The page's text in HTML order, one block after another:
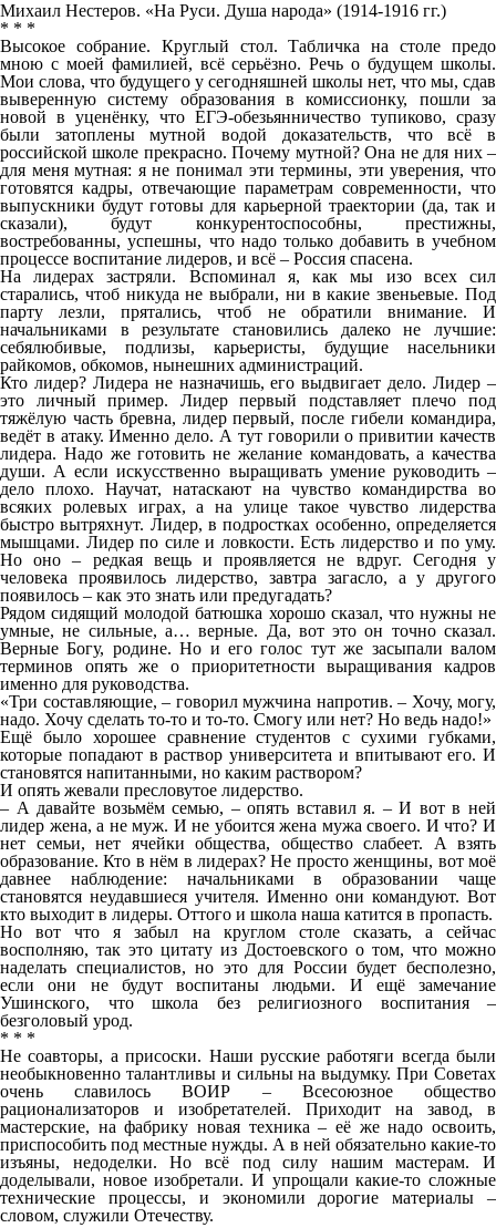
Михаил Нестеров. «На Руси. Душа народа» (1914-1916 гг.)
* * *
Высокое собрание. Круглый стол. Табличка на столе предо
мною с моей фамилией, всё серьёзно. Речь о будущем школы.
Мои слова, что будущего у сегодняшней школы нет, что мы, сдав
выверенную систему образования в комиссионку, пошли за
новой в уценёнку, что ЕГЭ-обезьянничество тупиково, сразу
были затоплены мутной водой доказательств, что всё в
российской школе прекрасно. Почему мутной? Она не для них –
для меня мутная: я не понимал эти термины, эти уверения, что
готовятся кадры, отвечающие параметрам современности, что
выпускники будут готовы для карьерной траектории (да, так и
сказали), будут конкурентоспособны, престижны,
востребованны, успешны, что надо только добавить в учебном
процессе воспитание лидеров, и всё – Россия спасена.
На лидерах застряли. Вспоминал я, как мы изо всех сил
старались, чтоб никуда не выбрали, ни в какие звеньевые. Под
парту лезли, прятались, чтоб не обратили внимание. И
начальниками в результате становились далеко не лучшие:
себялюбивые, подлизы, карьеристы, будущие насельники
райкомов, обкомов, нынешних администраций.
Кто лидер? Лидера не назначишь, его выдвигает дело. Лидер –
это личный пример. Лидер первый подставляет плечо под
тяжёлую часть бревна, лидер первый, после гибели командира,
ведёт в атаку. Именно дело. А тут говорили о привитии качеств
лидера. Надо же готовить не желание командовать, а качества
души. А если искусственно выращивать умение руководить –
дело плохо. Научат, натаскают на чувство командирства во
всяких ролевых играх, а на улице такое чувство лидерства
быстро вытряхнут. Лидер, в подростках особенно, определяется
мышцами. Лидер по силе и ловкости. Есть лидерство и по уму.
Но оно – редкая вещь и проявляется не вдруг. Сегодня у
человека проявилось лидерство, завтра загасло, а у другого
появилось – как это знать или предугадать?
Рядом сидящий молодой батюшка хорошо сказал, что нужны не
умные, не сильные, а… верные. Да, вот это он точно сказал.
Верные Богу, родине. Но и его голос тут же засыпали валом
терминов опять же о приоритетности выращивания кадров
именно для руководства.
«Три составляющие, – говорил мужчина напротив. – Хочу, могу,
надо. Хочу сделать то-то и то-то. Смогу или нет? Но ведь надо!»
Ещё было хорошее сравнение студентов с сухими губками,
которые попадают в раствор университета и впитывают его. И
становятся напитанными, но каким раствором?
И опять жевали пресловутое лидерство.
– А давайте возьмём семью, – опять вставил я. – И вот в ней
лидер жена, а не муж. И не убоится жена мужа своего. И что? И
нет семьи, нет ячейки общества, общество слабеет. А взять
образование. Кто в нём в лидерах? Не просто женщины, вот моё
давнее наблюдение: начальниками в образовании чаще
становятся неудавшиеся учителя. Именно они командуют. Вот
кто выходит в лидеры. Оттого и школа наша катится в пропасть.
Но вот что я забыл на круглом столе сказать, а сейчас
восполняю, так это цитату из Достоевского о том, что можно
наделать специалистов, но это для России будет бесполезно,
если они не будут воспитаны людьми. И ещё замечание
Ушинского, что школа без религиозного воспитания –
безголовый урод.
* * *
Не соавторы, а присоски. Наши русские работяги всегда были
необыкновенно талантливы и сильны на выдумку. При Советах
очень славилось ВОИР – Всесоюзное общество
рационализаторов и изобретателей. Приходит на завод, в
мастерские, на фабрику новая техника – её же надо освоить,
приспособить под местные нужды. А в ней обязательно какие-то
изъяны, недоделки. Но всё под силу нашим мастерам. И
доделывали, новое изобретали. И упрощали какие-то сложные
технические процессы, и экономили дорогие материалы –
словом, служили Отечеству.